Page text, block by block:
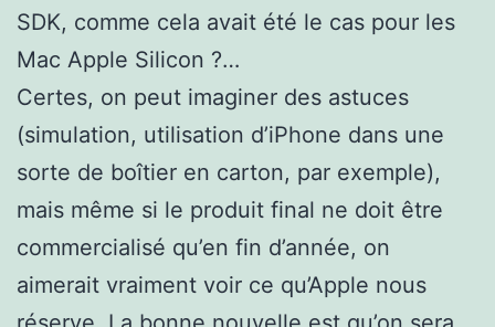
SDK, comme cela avait été le cas pour les
Mac Apple Silicon ?…
Certes, on peut imaginer des astuces
(simulation, utilisation d’iPhone dans une
sorte de boîtier en carton, par exemple),
mais même si le produit final ne doit être
commercialisé qu’en fin d’année, on
aimerait vraiment voir ce qu’Apple nous